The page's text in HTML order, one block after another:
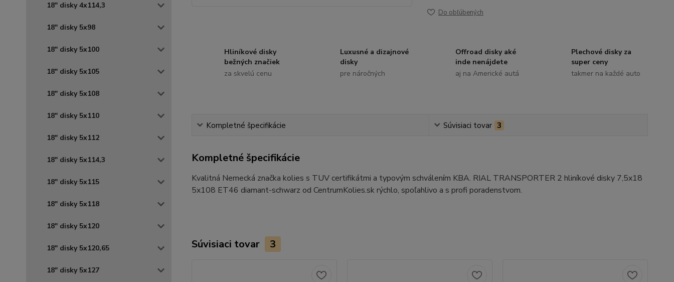
18" disky 4x114,3
18" disky 5x98
18" disky 5x100
18" disky 5x105
18" disky 5x108
18" disky 5x110
18" disky 5x112
18" disky 5x114,3
18" disky 5x115
18" disky 5x118
18" disky 5x120
18" disky 5x120,65
18" disky 5x127
Do obľúbených
Hliníkové disky
bežných značiek
za skvelú cenu
Luxusné a dizajnové
disky
pre náročných
Offroad disky aké
inde nenájdete
aj na Americké autá
Plechové disky za
super ceny
takmer na každé auto
Kompletné špecifikácie Súvisiaci tovar 3
Kompletné špecifikácie
Kvalitná Nemecká značka kolies s TUV certifikátmi a typovým schválením KBA. RIAL TRANSPORTER 2 hliníkové disky 7,5x18
5x108 ET46 diamant-schwarz od CentrumKolies.sk rýchlo, spoľahlivo a s profi poradenstvom.
Súvisiaci tovar 3